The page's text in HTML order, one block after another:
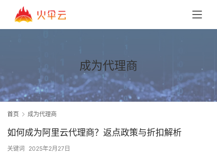
成为代理商
首页 成为代理商
如何成为阿里云代理商？返点政策与折扣解析
关键词 2025年2月27日